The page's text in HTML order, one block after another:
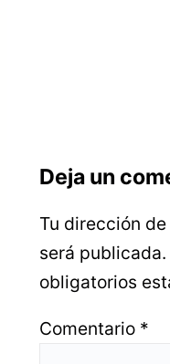
Deja un
Tu dirección
será publicada.
obligatorios
Comentario *